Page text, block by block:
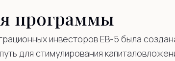
программы
инвесторов EB-5 была
для стимулирования